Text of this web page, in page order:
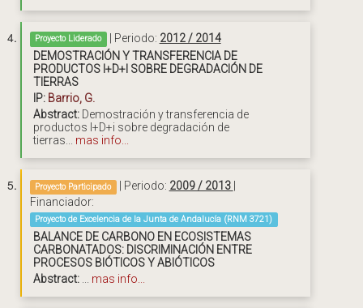
Proyecto Liderado | Periodo: 2012 / 2014
DEMOSTRACIÓN Y TRANSFERENCIA DE
PRODUCTOS I+D+I SOBRE DEGRADACIÓN DE
TIERRAS
IP: Barrio, G.
Abstract: Demostración y transferencia de
productos I+D+i sobre degradación de
tierras... mas info...
Proyecto Participado | Periodo: 2009 / 2013
Financiador:
Proyecto de Excelencia de la Junta de Andalucía (RNM 3721)
BALANCE DE CARBONO EN ECOSISTEMAS
CARBONATADOS: DISCRIMINACIÓN ENTRE
PROCESOS BIÓTICOS Y ABIÓTICOS
Abstract:
mas info...